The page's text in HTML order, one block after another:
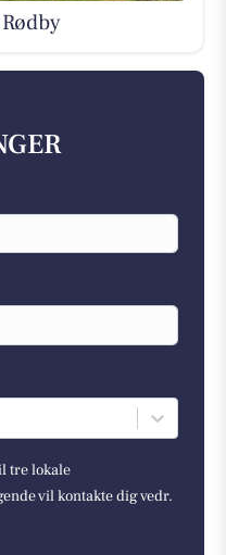
tre lokale
vil kontakte dig vedr.